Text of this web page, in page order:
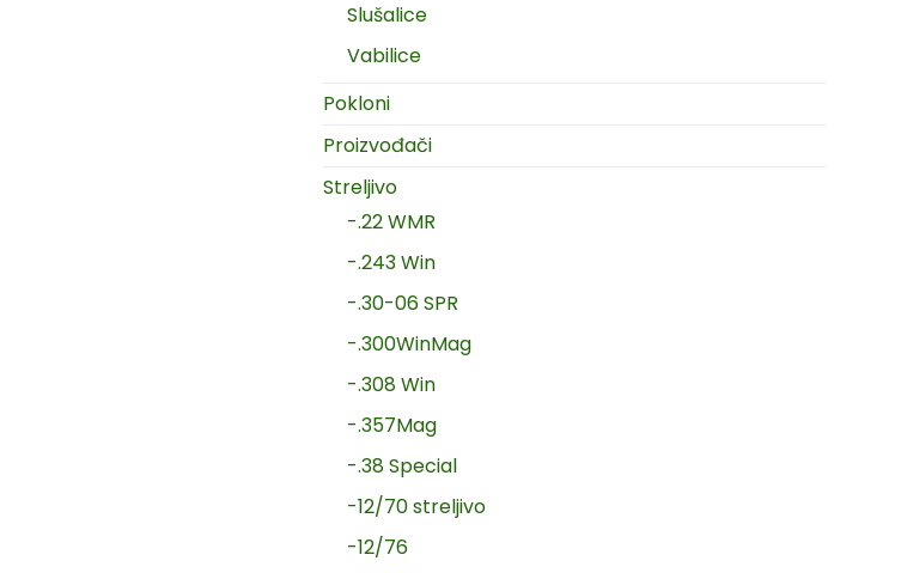
Slušalice
Vabilice
Pokloni
Proizvođači
Streljivo
-.22 WMR
-.243 Win
-.30-06 SPR
-.300WinMag
-.308 Win
-.357Mag
-.38 Special
-12/70 streljivo
-12/76